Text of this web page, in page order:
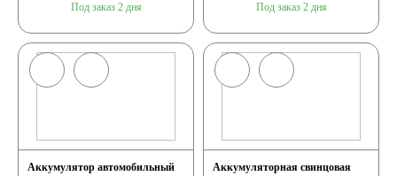
Под заказ 2 дня Под заказ 2 дня
Аккумулятор автомобильный
Аккумуляторная свинцовая